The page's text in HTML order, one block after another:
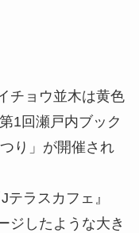
チョウ並木は黄色
1回瀬戸内ブック
り」が開催され
ラスカフェ』
ジしたような大き